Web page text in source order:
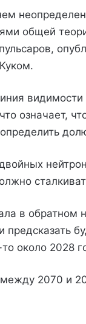
общей
означает,
в обратном
предсказать
около 2028
2070 и